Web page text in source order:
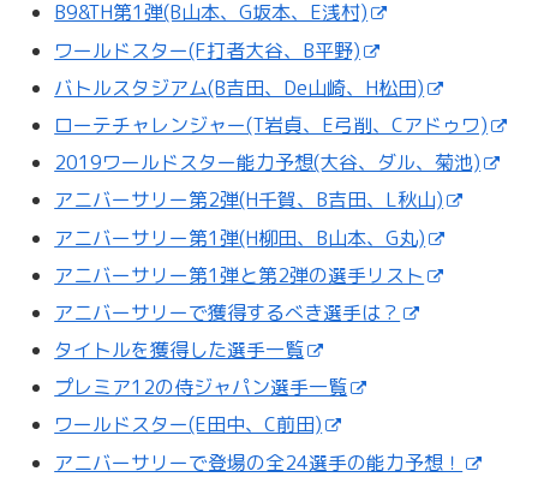
B9&TH第1弾(B山本、G坂本、E浅村)
ワールドスター(F打者大谷、B平野)
バトルスタジアム(B吉田、De山崎、H松田)
ローテチャレンジャー(T岩貞、E弓削、Cアドゥワ)
2019ワールドスター能力予想(大谷、ダル、菊池)
アニバーサリー第2弾(H千賀、B吉田、L秋山)
アニバーサリー第1弾(H柳田、B山本、G丸)
アニバーサリー第1弾と第2弾の選手リスト
アニバーサリーで獲得するべき選手は？
タイトルを獲得した選手一覧
プレミア12の侍ジャパン選手一覧
ワールドスター(E田中、C前田)
アニバーサリーで登場の全24選手の能力予想！